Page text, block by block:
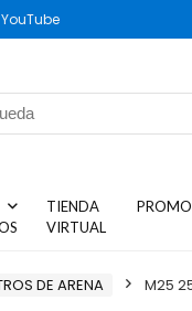
YouTube
TIENDA
VIRTUAL
DE ARENA M25